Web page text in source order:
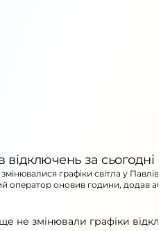
відключень за сьогодні
графіки світла у
оператор оновив години, додав
не змінювали графіки